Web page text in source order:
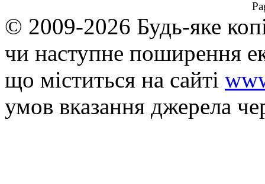
© 2009-2026 Будь-яке
чи наступне поширення
що мiститься на сайті
умов вказання джерела